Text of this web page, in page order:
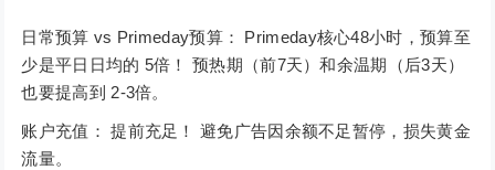
日常预算 vs Primeday预算： Primeday核心48小时，预算至
少是平日日均的 5倍！ 预热期（前7天）和余温期（后3天）
也要提高到 2-3倍。
账户充值： 提前充足！ 避免广告因余额不足暂停，损失黄金
流量。